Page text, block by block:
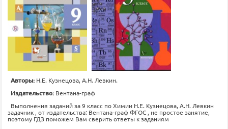
Авторы: Н.Е. Кузнецова, А.Н. Левкин.
Издательство: Вентана-граф
Выполнения заданий за 9 класс по Химии Н.Е. Кузнецова, А.Н. Левкин
задачник , от издательства: Вентана-граф ФГОС , не простое занятие,
поэтому ГДЗ поможем Вам сверить ответы к заданиям